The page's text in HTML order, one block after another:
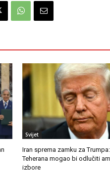
Svijet
Iran sprema zamku za
Teherana mogao bi odlučiti
izbore